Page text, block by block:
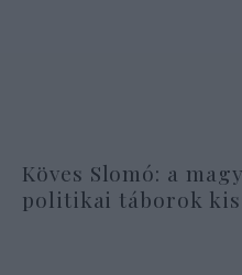
Köves Slomó: a
politikai táborok